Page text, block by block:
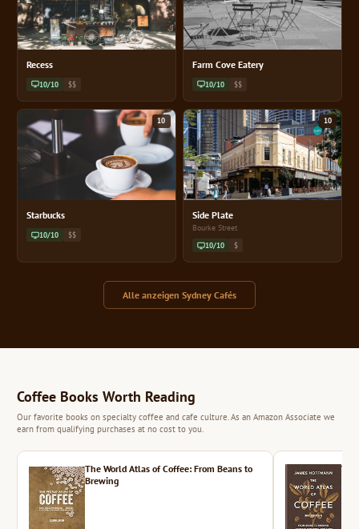
Recess
10/10 $$
Farm Cove Eatery
10/10 $$
10
Starbucks
10/10 $$
10
Side Plate
Bourke Street
10/10 $
Alle anzeigen Sydney Cafés
Coffee Books Worth Reading
Our favorite books on specialty coffee and cafe culture. As an Amazon Associate we
earn from qualifying purchases at no cost to you.
The World Atlas of Coffee: From Beans to
Brewing